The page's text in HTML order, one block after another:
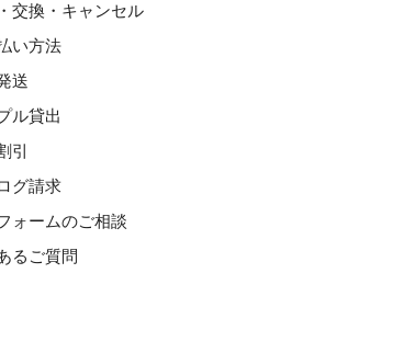
交換・キャンセル
い方法
送
ル貸出
引
グ請求
ォームのご相談
るご質問